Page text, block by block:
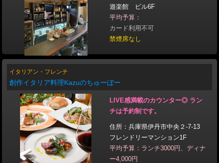
遊楽館 ビル6F
平均予算：
カード利用不可
禁煙席なし
イタリアン・フレンチ
創作イタリア料理Kazuのちゅーぼー
LIVE感満載のカウンター◎ ラン
チは予約制です。
住所：兵庫県伊丹市中央２-7-13
フレンドリーマンション1F
平均予算：ランチ3000円、ディナ
ー4,000円